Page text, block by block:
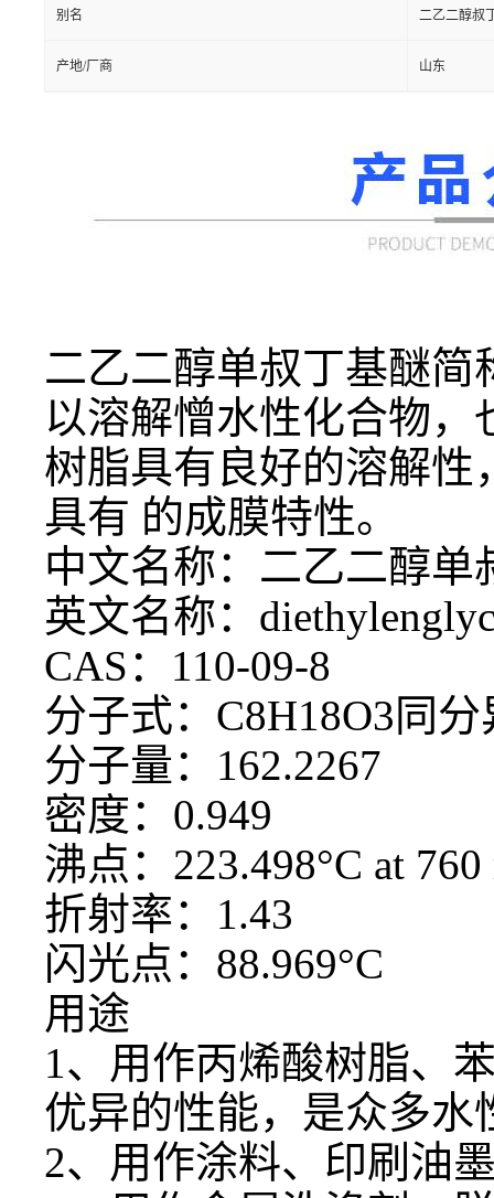
别名 二乙二醇叔
产地/厂商 山东
二乙二醇单叔丁基醚简
以溶解憎水性化合物，
树脂具有良好的溶解性
具有 的成膜特性。
中文名称：二乙二醇单
英文名称：
CAS：110-09-8
分子式： C8H18O3同
分子量： 162.2267
密度： 0.949
沸点： 223.498°C at
折射率： 1.43
闪光点： 88.969°C
用途
1、用作丙烯酸树脂、
优异的性能，是众多水
2、用作涂料、印刷油